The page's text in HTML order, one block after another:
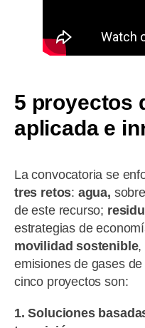
5 proyectos
aplicada e
La convocatoria se
tres retos: agua,
de este recurso;
estrategias de
movilidad sostenible,
emisiones de gases
cinco proyectos son:
1. Soluciones